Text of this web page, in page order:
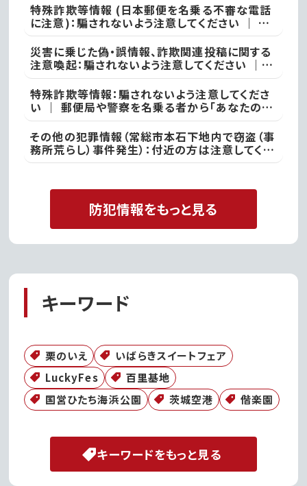
特殊詐欺等情報 (日本郵便を名乗る不審な電話
に注意)：騙されないよう注意してください ｜ ●
本日、竜ケ崎警察署
災害に乗じた偽・誤情報、詐欺関連投稿に関する
注意喚起：騙されないよう注意してください ｜
不審な投稿やメール等で不安を感じた際は、最寄
りの警察署
特殊詐欺等情報：騙されないよう注意してくださ
い ｜ 郵便局や警察を名乗る者から「あなたの名
義の郵便物が」や「あなた名義の口座が」などと
いった電話があった際には、決して対応せず、すぐ
に電話を切って取手警察署
その他の犯罪情報（常総市本石下地内で窃盗（事
務所荒らし）事件発生）：付近の方は注意してくだ
さい ｜ 常総警察署
防犯情報をもっと見る
キーワード
栗のいえ
いばらきスイートフェア
LuckyFes
百里基地
国営ひたち海浜公園
茨城空港 偕楽園
キーワードをもっと見る